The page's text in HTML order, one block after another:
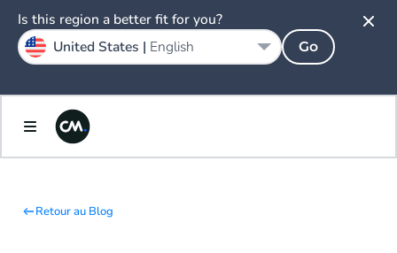
Retour au Blog
Is this region a better fit for you?
United States | English Go